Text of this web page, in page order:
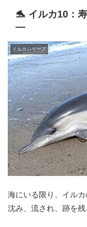
🐬 イルカ10：
―
イルカシリーズ
海にいる限り、イルカ
沈み、流され、跡を残